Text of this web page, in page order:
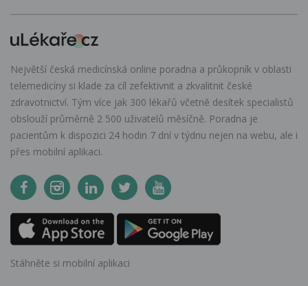
Největší česká medicínská online poradna a průkopník v oblasti
telemedicíny si klade za cíl zefektivnit a zkvalitnit české
zdravotnictví. Tým více jak 300 lékařů včetně desítek specialistů
obslouží průměrně 2 500 uživatelů měsíčně. Poradna je
pacientům k dispozici 24 hodin 7 dní v týdnu nejen na webu, ale i
přes mobilní aplikaci.
Stáhněte si mobilní aplikaci